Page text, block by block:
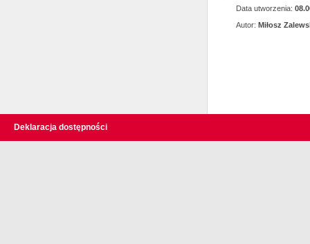
Data utworzenia:
Autor: Miłosz
Deklaracja dostępności